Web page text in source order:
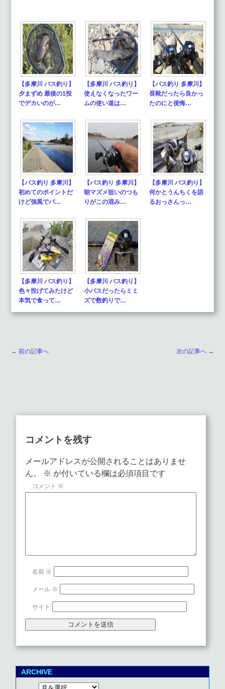
【多摩川 バス釣り】
夕まずめ 最後の1投
でデカいのが…
【多摩川 バス釣り】
使えなくなったワー
ムの使い道は…
【バス釣り 多摩川】
長靴だったら良かっ
たのにと後悔…
【バス釣り 多摩川】
初めてのポイントだ
けど強風でバ…
【バス釣り 多摩川】
朝マズメ狙いのつも
りがこの混み…
【多摩川 バス釣り】
何かとうんちくを語
るおっさんっ…
【多摩川 バス釣り】
色々投げてみたけど
本気で食って…
【多摩川 バス釣り】
小バスだったらミミ
ズで数釣りで…
← 前の記事へ 次の記事へ →
コメントを残す
メールアドレスが公開されることはありませ
ん。
※ が付いている欄は必須項目です
コメント ※
名前 ※
メール ※
サイト
ARCHIVE